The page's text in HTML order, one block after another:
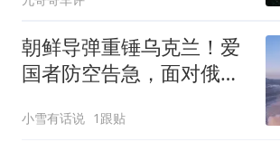
朝鲜导弹重锤乌克兰！爱
国者防空告急，面对俄朝
绝望？
小雪有话说 1跟贴